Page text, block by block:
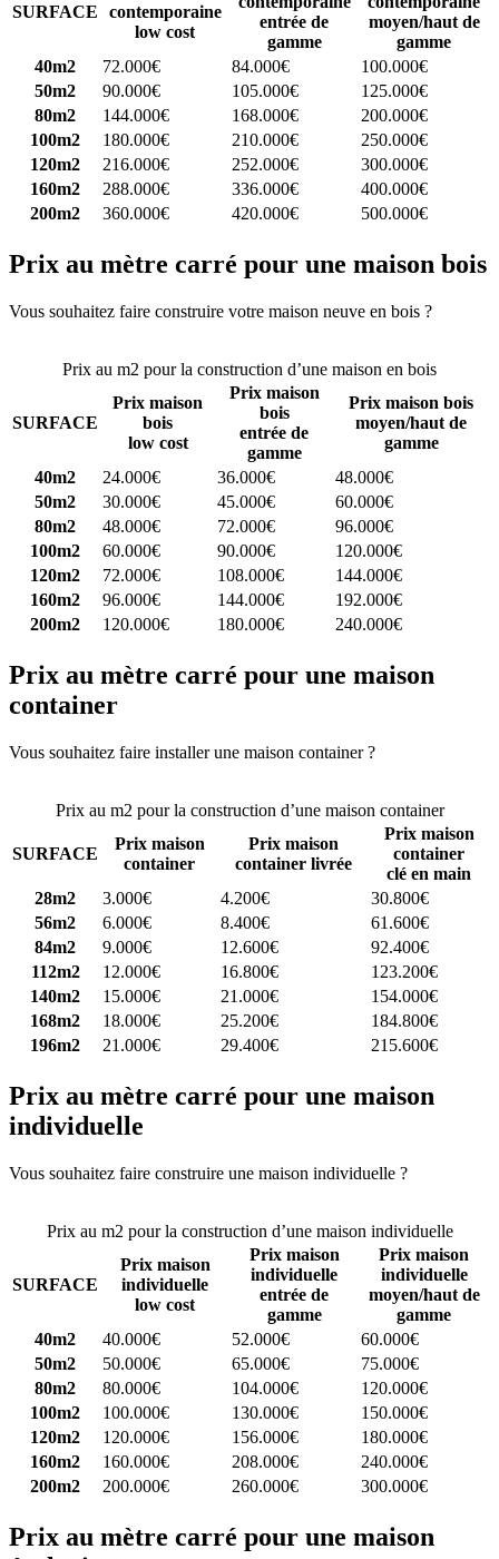
SURFACE
contemporaine
low cost
entrée de
gamme
moyen/haut de
gamme
40m2
72.000€ 84.000€
100.000€
50m2
90.000€ 105.000€
125.000€
80m2
144.000€ 168.000€
200.000€
100m2
180.000€ 210.000€
250.000€
120m2
216.000€ 252.000€
300.000€
160m2
288.000€ 336.000€
400.000€
200m2
360.000€ 420.000€ 500.000€
Prix au mètre carré pour une maison bois
Vous souhaitez faire construire votre maison neuve en bois ?
Prix au m2 pour la construction d’une maison en bois
SURFACE
Prix maison
bois
low cost
Prix maison
bois
entrée de
gamme
Prix maison bois
moyen/haut de
gamme
40m2
24.000€ 36.000€
48.000€
50m2
30.000€ 45.000€
60.000€
80m2
48.000€ 72.000€
96.000€
100m2
60.000€ 90.000€
120.000€
120m2
72.000€ 108.000€
144.000€
160m2
96.000€ 144.000€
192.000€
200m2
120.000€ 180.000€ 240.000€
Prix au mètre carré pour une maison
container
Vous souhaitez faire installer une maison container ?
Prix au m2 pour la construction d’une maison container
SURFACE
Prix maison
container
Prix maison
container livrée
Prix maison
container
clé en main
28m2
3.000€ 4.200€
30.800€
56m2
6.000€ 8.400€
61.600€
84m2
9.000€ 12.600€
92.400€
112m2
12.000€ 16.800€
123.200€
140m2
15.000€ 21.000€
154.000€
168m2
18.000€ 25.200€
184.800€
196m2
21.000€ 29.400€ 215.600€
Prix au mètre carré pour une maison
individuelle
Vous souhaitez faire construire une maison individuelle ?
Prix au m2 pour la construction d’une maison individuelle
SURFACE
Prix maison
individuelle
low cost
Prix maison
individuelle
entrée de
gamme
Prix maison
individuelle
moyen/haut de
gamme
40m2
40.000€ 52.000€
60.000€
50m2
50.000€ 65.000€
75.000€
80m2
80.000€ 104.000€
120.000€
100m2
100.000€ 130.000€
150.000€
120m2
120.000€ 156.000€
180.000€
160m2
160.000€ 208.000€
240.000€
200m2
200.000€ 260.000€ 300.000€
Prix au mètre carré pour une maison